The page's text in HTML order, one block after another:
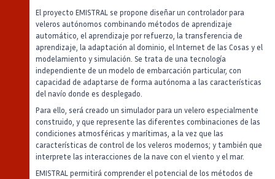
El proyecto EMISTRAL se propone diseñar un controlador para
veleros autónomos combinando métodos de aprendizaje
automático, el aprendizaje por refuerzo, la transferencia de
aprendizaje, la adaptación al dominio, el Internet de las Cosas y el
modelamiento y simulación. Se trata de una tecnología
independiente de un modelo de embarcación particular, con
capacidad de adaptarse de forma autónoma a las características
del navío donde es desplegado.
Para ello, será creado un simulador para un velero especialmente
construido, y que represente las diferentes combinaciones de las
condiciones atmosféricas y marítimas, a la vez que las
características de control de los veleros modernos; y también que
interprete las interacciones de la nave con el viento y el mar.
EMISTRAL permitirá comprender el potencial de los métodos de